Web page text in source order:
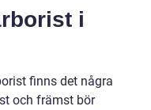
i
finns det några
och främst bör